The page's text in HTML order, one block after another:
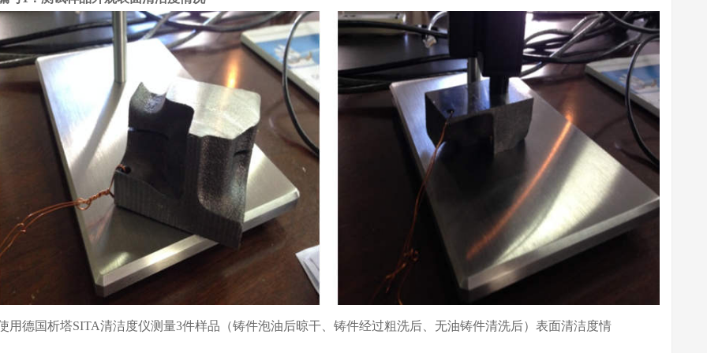
用德国析塔SITA清洁度仪测量3件样品（铸件泡油后晾干、铸件经过粗洗后、无油铸件清洗后）表面清洁度情